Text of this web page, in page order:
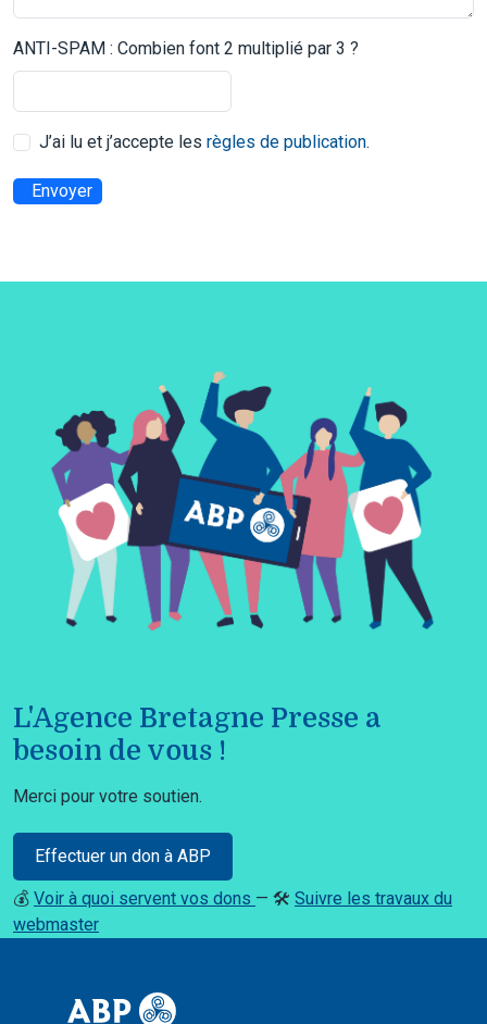
ANTI-SPAM : Combien font 2 multiplié par 3 ?
J’ai lu et j’accepte les règles de publication.
Envoyer
L'Agence Bretagne Presse a
besoin de vous !
Merci pour votre soutien.
Effectuer un don à ABP
💰 Voir à quoi servent vos dons — 🛠️ Suivre les travaux du
webmaster